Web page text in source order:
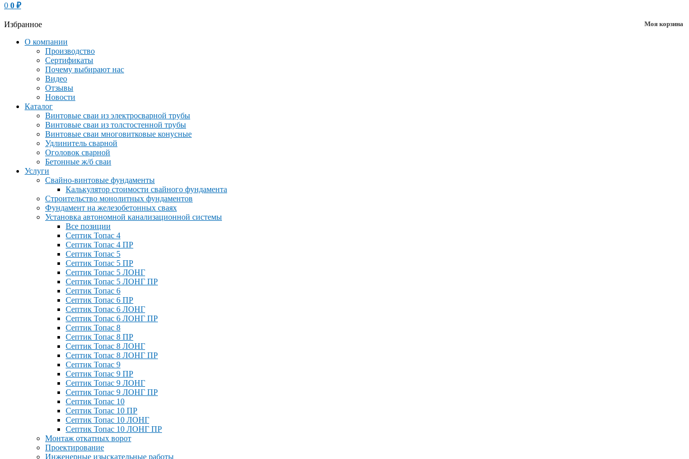
0 0 ₽
Моя корзина
Избранное
О компании
Производство
Сертификаты
Почему выбирают нас
Видео
Отзывы
Новости
Каталог
Винтовые сваи из электросварной трубы
Винтовые сваи из толстостенной трубы
Винтовые сваи многовитковые конусные
Удлинитель сварной
Оголовок сварной
Бетонные ж/б сваи
Услуги
Свайно-винтовые фундаменты
Калькулятор стоимости свайного фундамента
Строительство монолитных фундаментов
Фундамент на железобетонных сваях
Установка автономной канализационной системы
Все позиции
Септик Топас 4
Септик Топас 4 ПР
Септик Топас 5
Септик Топас 5 ПР
Септик Топас 5 ЛОНГ
Септик Топас 5 ЛОНГ ПР
Септик Топас 6
Септик Топас 6 ПР
Септик Топас 6 ЛОНГ
Септик Топас 6 ЛОНГ ПР
Септик Топас 8
Септик Топас 8 ПР
Септик Топас 8 ЛОНГ
Септик Топас 8 ЛОНГ ПР
Септик Топас 9
Септик Топас 9 ПР
Септик Топас 9 ЛОНГ
Септик Топас 9 ЛОНГ ПР
Септик Топас 10
Септик Топас 10 ПР
Септик Топас 10 ЛОНГ
Септик Топас 10 ЛОНГ ПР
Монтаж откатных ворот
Проектирование
Инженерные изыскательные работы